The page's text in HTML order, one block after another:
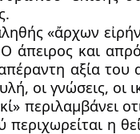
«ἄρχων
άπειρος και
αξία
οι γνώσεις, οι
περιλαμβάνει
η